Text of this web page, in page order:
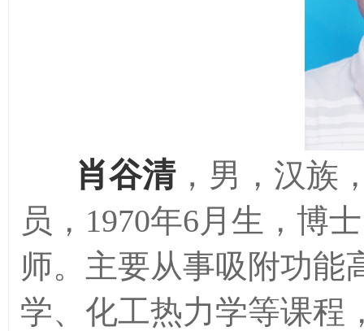
肖谷清， 男，汉族
员， 1970年6月生，博
师。主要从事吸附功能
学、化工热力学等课程